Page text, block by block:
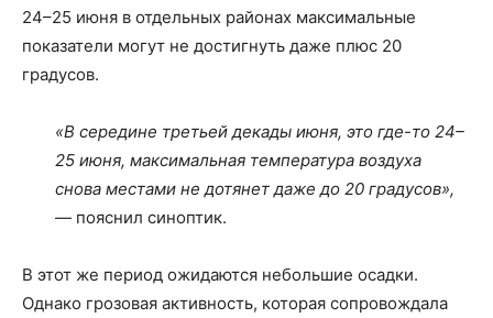
24–25 июня в отдельных районах максимальные
показатели могут не достигнуть даже плюс 20
градусов.
«В середине третьей декады июня, это где-то 24–
25 июня, максимальная температура воздуха
снова местами не дотянет даже до 20 градусов»,
— пояснил синоптик.
В этот же период ожидаются небольшие осадки.
Однако грозовая активность, которая сопровождала